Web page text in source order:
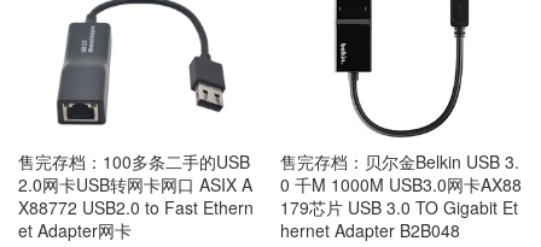
售完存档：100多条二手的USB
2.0网卡USB转网卡网口 ASIX A
X88772 USB2.0 to Fast Ethern
et Adapter网卡
售完存档：贝尔金Belkin USB 3.
0 千M 1000M USB3.0网卡AX88
179芯片 USB 3.0 TO Gigabit Et
hernet Adapter B2B048